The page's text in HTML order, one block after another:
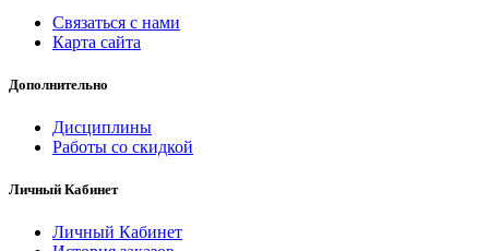
Связаться с нами
Карта сайта
Дополнительно
Дисциплины
Работы со скидкой
Личный Кабинет
Личный Кабинет